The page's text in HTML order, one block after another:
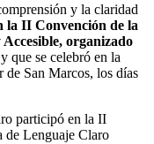
y la claridad
la II Convención de la
organizado
y que se celebró en la
San Marcos, los días